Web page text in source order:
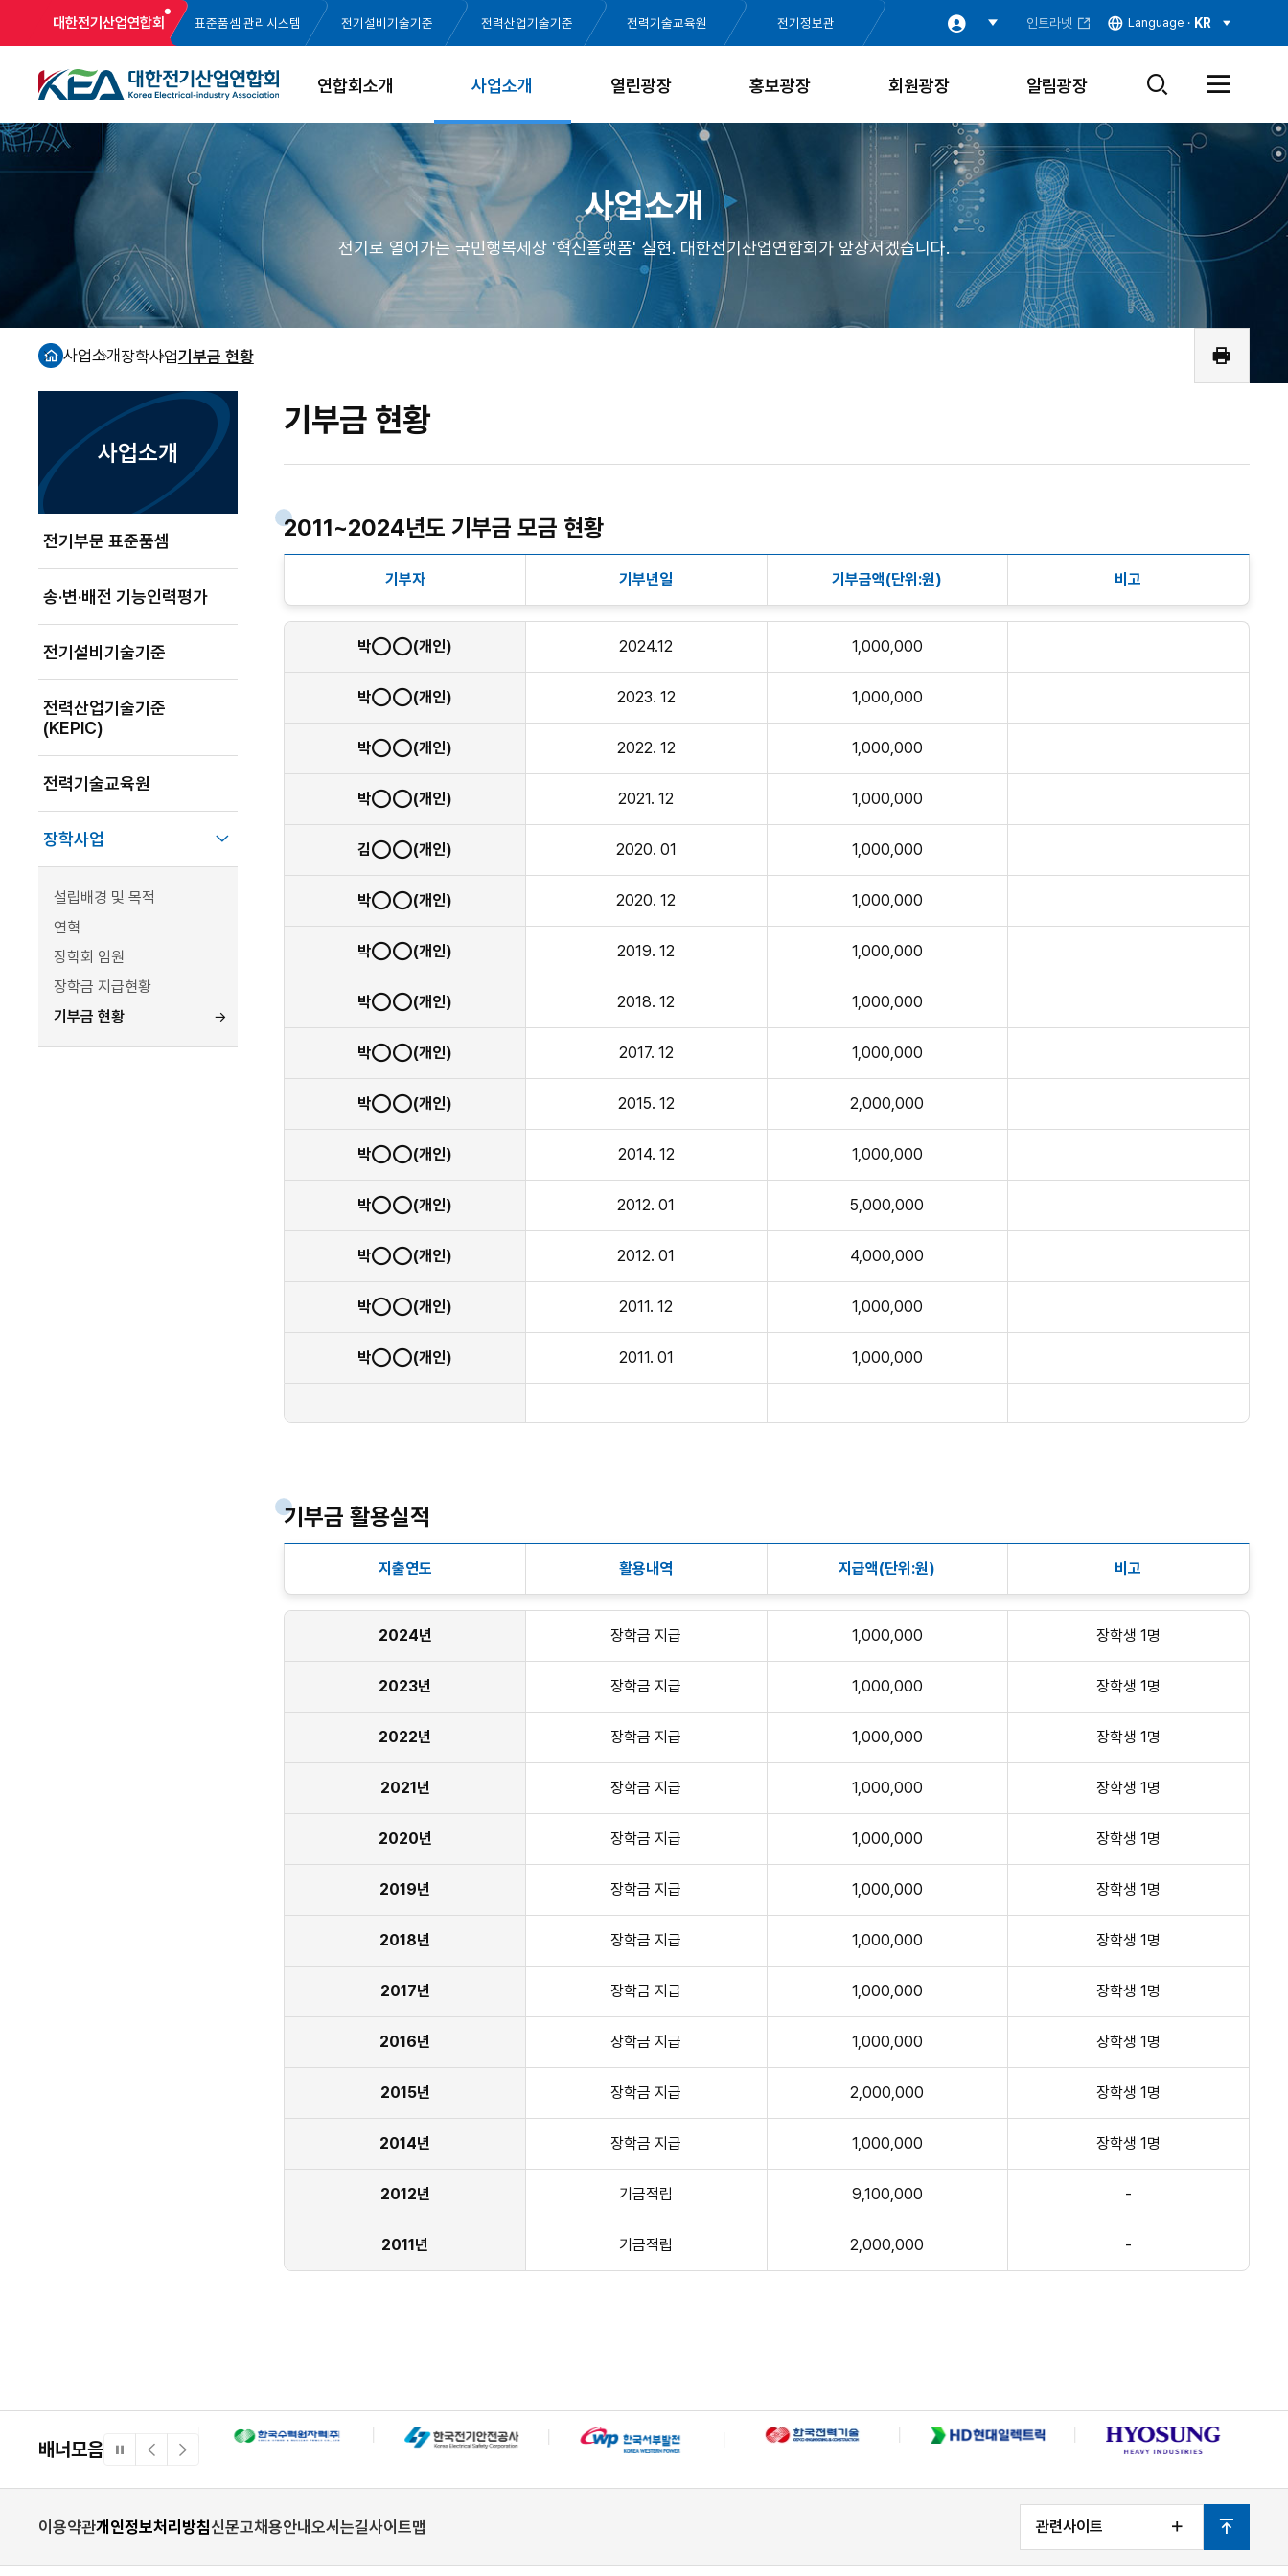
대한전기산업연합회 표준품셈 관리시스템 전기설비기술기준 전력산업기술기준 전력기술교육원 전기정보관 인트라넷 Language · KR
연합회소개 사업소개 열린광장 홍보광장 회원광장 알림광장
검
열
전
사업소개
전기로 열어가는 국민행복세상 '혁신플랫폼' 실현. 대한전기산업연합회가 앞장서겠습니다.
홈
사업소개장학사업기부금 현황
인
쇄
사업소개
전기부문 표준품셈
송·변·배전 기능인력평가
전기설비기술기준
전력산업기술기준
(KEPIC)
전력기술교육원
장학사업
설립배경 및 목적
연혁
장학회 임원
장학금 지급현황
기부금 현황
기부금 현황
2011~2024년도 기부금 모금 현황
기부자 기부년일 기부금액(단위:원) 비고
박◯◯(개인) 2024.12 1,000,000
박◯◯(개인) 2023. 12 1,000,000
박◯◯(개인) 2022. 12 1,000,000
박◯◯(개인) 2021. 12 1,000,000
김◯◯(개인) 2020. 01 1,000,000
박◯◯(개인) 2020. 12 1,000,000
박◯◯(개인) 2019. 12 1,000,000
박◯◯(개인) 2018. 12 1,000,000
박◯◯(개인) 2017. 12 1,000,000
박◯◯(개인) 2015. 12 2,000,000
박◯◯(개인) 2014. 12 1,000,000
박◯◯(개인) 2012. 01 5,000,000
박◯◯(개인) 2012. 01 4,000,000
박◯◯(개인) 2011. 12 1,000,000
박◯◯(개인) 2011. 01 1,000,000
기부금 활용실적
지출연도 활용내역 지급액(단위:원) 비고
2024년 장학금 지급 1,000,000 장학생 1명
2023년 장학금 지급 1,000,000 장학생 1명
2022년 장학금 지급 1,000,000 장학생 1명
2021년 장학금 지급 1,000,000 장학생 1명
2020년 장학금 지급 1,000,000 장학생 1명
2019년 장학금 지급 1,000,000 장학생 1명
2018년 장학금 지급 1,000,000 장학생 1명
2017년 장학금 지급 1,000,000 장학생 1명
2016년 장학금 지급 1,000,000 장학생 1명
2015년 장학금 지급 2,000,000 장학생 1명
2014년 장학금 지급 1,000,000 장학생 1명
2012년 기금적립 9,100,000 -
2011년 기금적립 2,000,000 -
배너모음
일
지
이
너
다
너
이용약관개인정보처리방침신문고채용안내오시는길사이트맵 관련사이트
열
기
맨
위